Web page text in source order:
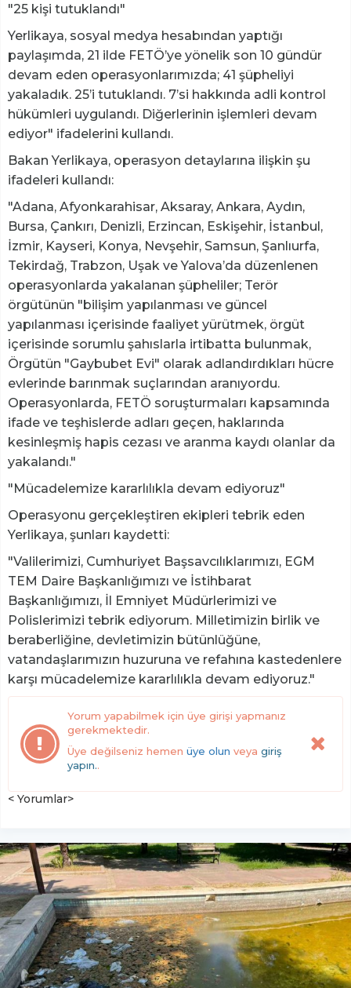
"25 kişi tutuklandı"
Yerlikaya, sosyal medya hesabından yaptığı
paylaşımda, 21 ilde FETÖ’ye yönelik son 10 gündür
devam eden operasyonlarımızda; 41 şüpheliyi
yakaladık. 25’i tutuklandı. 7’si hakkında adli kontrol
hükümleri uygulandı. Diğerlerinin işlemleri devam
ediyor" ifadelerini kullandı.
Bakan Yerlikaya, operasyon detaylarına ilişkin şu
ifadeleri kullandı:
"Adana, Afyonkarahisar, Aksaray, Ankara, Aydın,
Bursa, Çankırı, Denizli, Erzincan, Eskişehir, İstanbul,
İzmir, Kayseri, Konya, Nevşehir, Samsun, Şanlıurfa,
Tekirdağ, Trabzon, Uşak ve Yalova’da düzenlenen
operasyonlarda yakalanan şüpheliler; Terör
örgütünün "bilişim yapılanması ve güncel
yapılanması içerisinde faaliyet yürütmek, örgüt
içerisinde sorumlu şahıslarla irtibatta bulunmak,
Örgütün "Gaybubet Evi" olarak adlandırdıkları hücre
evlerinde barınmak suçlarından aranıyordu.
Operasyonlarda, FETÖ soruşturmaları kapsamında
ifade ve teşhislerde adları geçen, haklarında
kesinleşmiş hapis cezası ve aranma kaydı olanlar da
yakalandı."
"Mücadelemize kararlılıkla devam ediyoruz"
Operasyonu gerçekleştiren ekipleri tebrik eden
Yerlikaya, şunları kaydetti:
"Valilerimizi, Cumhuriyet Başsavcılıklarımızı, EGM
TEM Daire Başkanlığımızı ve İstihbarat
Başkanlığımızı, İl Emniyet Müdürlerimizi ve
Polislerimizi tebrik ediyorum. Milletimizin birlik ve
beraberliğine, devletimizin bütünlüğüne,
vatandaşlarımızın huzuruna ve refahına kastedenlere
karşı mücadelemize kararlılıkla devam ediyoruz."
Yorum yapabilmek için üye girişi yapmanız
gerekmektedir.
Üye değilseniz hemen üye olun veya giriş
yapın..
< Yorumlar>